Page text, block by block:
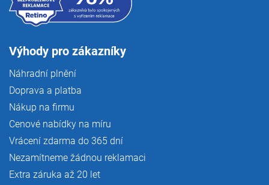
Výhody pro zákazníky
Náhradní plnění
Doprava a platba
Nákup na firmu
Cenové nabídky na míru
Vrácení zdarma do 365 dní
Nezamítneme žádnou reklamaci
Extra záruka až 20 let